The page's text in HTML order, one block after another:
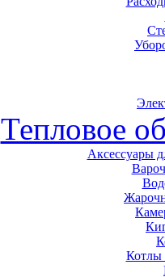
Тепловое
Аксессуары
Котлы